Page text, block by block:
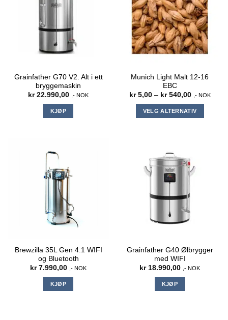
Grainfather G70 V2. Alt i ett
bryggemaskin
kr22.990,00 ,- NOK
KJØP
Munich Light Malt 12-16
EBC
kr5,00 – kr540,00
til
kr 540,00
,- NOK
VELG ALTERNATIV
flere
varianter.
Alternativene
velges
produktsiden
Brewzilla 35L Gen 4.1 WIFI
og Bluetooth
kr7.990,00 ,- NOK
KJØP
Grainfather G40 Ølbrygger
med WIFI
kr18.990,00 ,- NOK
KJØP